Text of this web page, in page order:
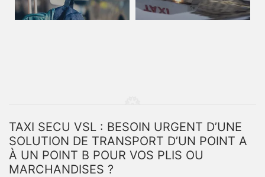
TAXI SECU VSL : BESOIN URGENT D’UNE
SOLUTION DE TRANSPORT D’UN POINT A
À UN POINT B POUR VOS PLIS OU
MARCHANDISES ?